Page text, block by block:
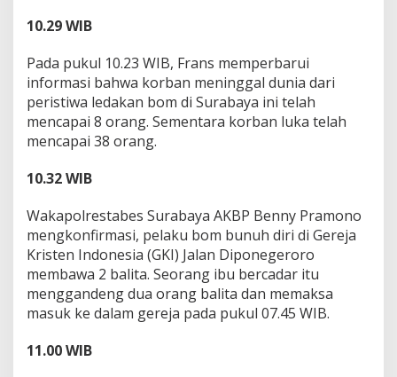
10.29 WIB
Pada pukul 10.23 WIB, Frans memperbarui
informasi bahwa korban meninggal dunia dari
peristiwa ledakan bom di Surabaya ini telah
mencapai 8 orang. Sementara korban luka telah
mencapai 38 orang.
10.32 WIB
Wakapolrestabes Surabaya AKBP Benny Pramono
mengkonfirmasi, pelaku bom bunuh diri di Gereja
Kristen Indonesia (GKI) Jalan Diponegeroro
membawa 2 balita. Seorang ibu bercadar itu
menggandeng dua orang balita dan memaksa
masuk ke dalam gereja pada pukul 07.45 WIB.
11.00 WIB